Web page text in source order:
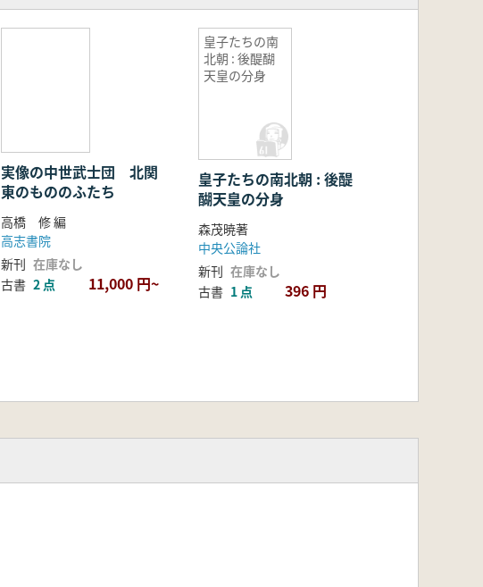
実像の中世武士団 北関
東のもののふたち
高橋 修 編
高志書院
新刊 在庫なし
古書 2 点 11,000 円~
皇子たちの南
北朝 : 後醍醐
天皇の分身
皇子たちの南北朝 : 後醍
醐天皇の分身
森茂暁著
中央公論社
新刊 在庫なし
古書 1 点 396 円